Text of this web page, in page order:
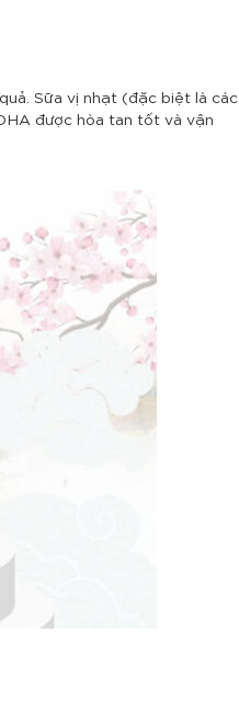
Sữa vị nhạt (đặc biệt là các
được hòa tan tốt và vận